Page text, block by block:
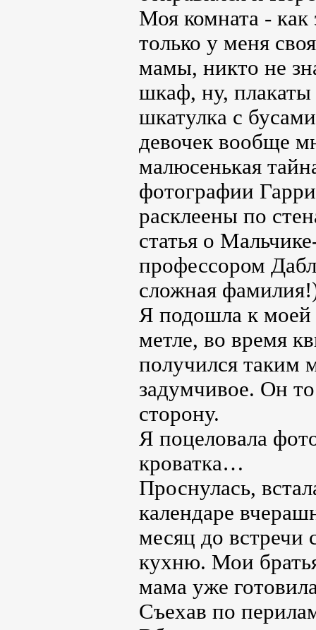
Моя комната -
только у меня
мамы, никто не
шкаф, ну, плакаты
шкатулка с
девочек вообще
малюсенькая
фотографии
расклеены по
статья о
профессором
сложная
Я подошла к
метле, во время
получился таким
задумчивое. Он
сторону.
Я поцеловала
кроватка…
Проснулась,
календаре
месяц до встречи
кухню. Мои
мама уже
Съехав по